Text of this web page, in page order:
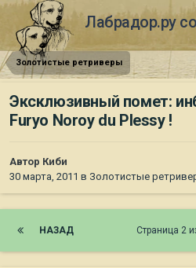
Лабрадор.ру
Золотистые ретриверы
Эксклюзивный помет:
Furyo Noroy du Plessy !
Автор Киби
30 марта, 2011 в Золотистые
НАЗАД Страница 2